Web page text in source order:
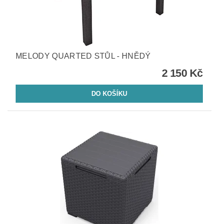
MELODY QUARTED STŮL - HNĚDÝ
2 150 Kč